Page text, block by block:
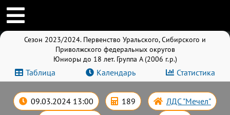
Сезон 2023/2024. Первенство Уральского, Сибирского и
Приволжского федеральных округов
Юниоры до 18 лет. Группа A (2006 г.р.)
Таблица Календарь Статистика
09.03.2024 13:00 189 ЛДС "Мечел"